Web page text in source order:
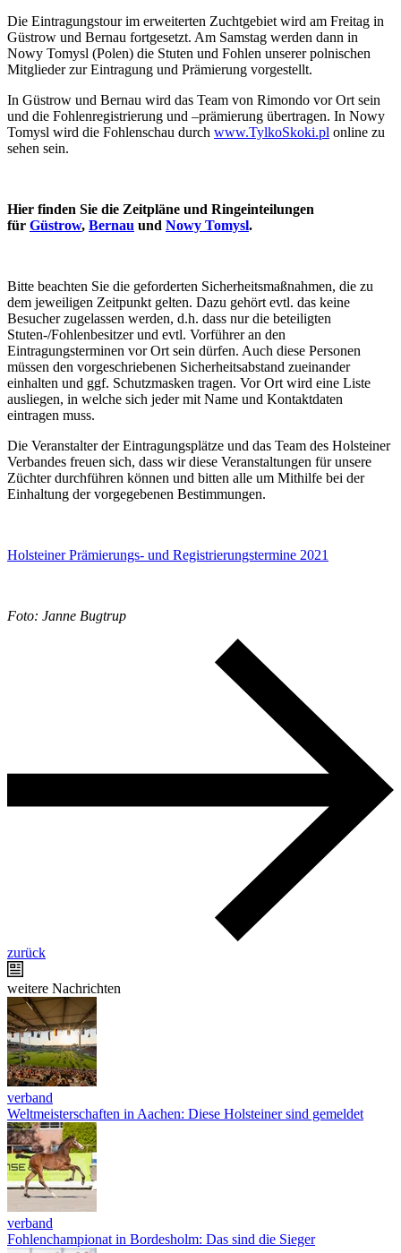
Die Eintragungstour im erweiterten Zuchtgebiet wird am Freitag in
Güstrow und Bernau fortgesetzt. Am Samstag werden dann in
Nowy Tomysl (Polen) die Stuten und Fohlen unserer polnischen
Mitglieder zur Eintragung und Prämierung vorgestellt.
In Güstrow und Bernau wird das Team von Rimondo vor Ort sein
und die Fohlenregistrierung und –prämierung übertragen. In Nowy
Tomysl wird die Fohlenschau durch www.TylkoSkoki.pl online zu
sehen sein.
Hier finden Sie die Zeitpläne und Ringeinteilungen
für Güstrow, Bernau und Nowy Tomysl.
Bitte beachten Sie die geforderten Sicherheitsmaßnahmen, die zu
dem jeweiligen Zeitpunkt gelten. Dazu gehört evtl. das keine
Besucher zugelassen werden, d.h. dass nur die beteiligten
Stuten-/Fohlenbesitzer und evtl. Vorführer an den
Eintragungsterminen vor Ort sein dürfen. Auch diese Personen
müssen den vorgeschriebenen Sicherheitsabstand zueinander
einhalten und ggf. Schutzmasken tragen. Vor Ort wird eine Liste
ausliegen, in welche sich jeder mit Name und Kontaktdaten
eintragen muss.
Die Veranstalter der Eintragungsplätze und das Team des Holsteiner
Verbandes freuen sich, dass wir diese Veranstaltungen für unsere
Züchter durchführen können und bitten alle um Mithilfe bei der
Einhaltung der vorgegebenen Bestimmungen.
Holsteiner Prämierungs- und Registrierungstermine 2021
Foto: Janne Bugtrup
zurück
weitere Nachrichten
verband
Weltmeisterschaften in Aachen: Diese Holsteiner sind gemeldet
verband
Fohlenchampionat in Bordesholm: Das sind die Sieger